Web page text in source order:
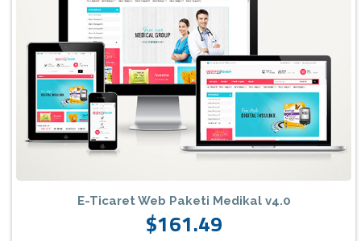
E-Ticaret Web Paketi Medikal v4.0
$161.49